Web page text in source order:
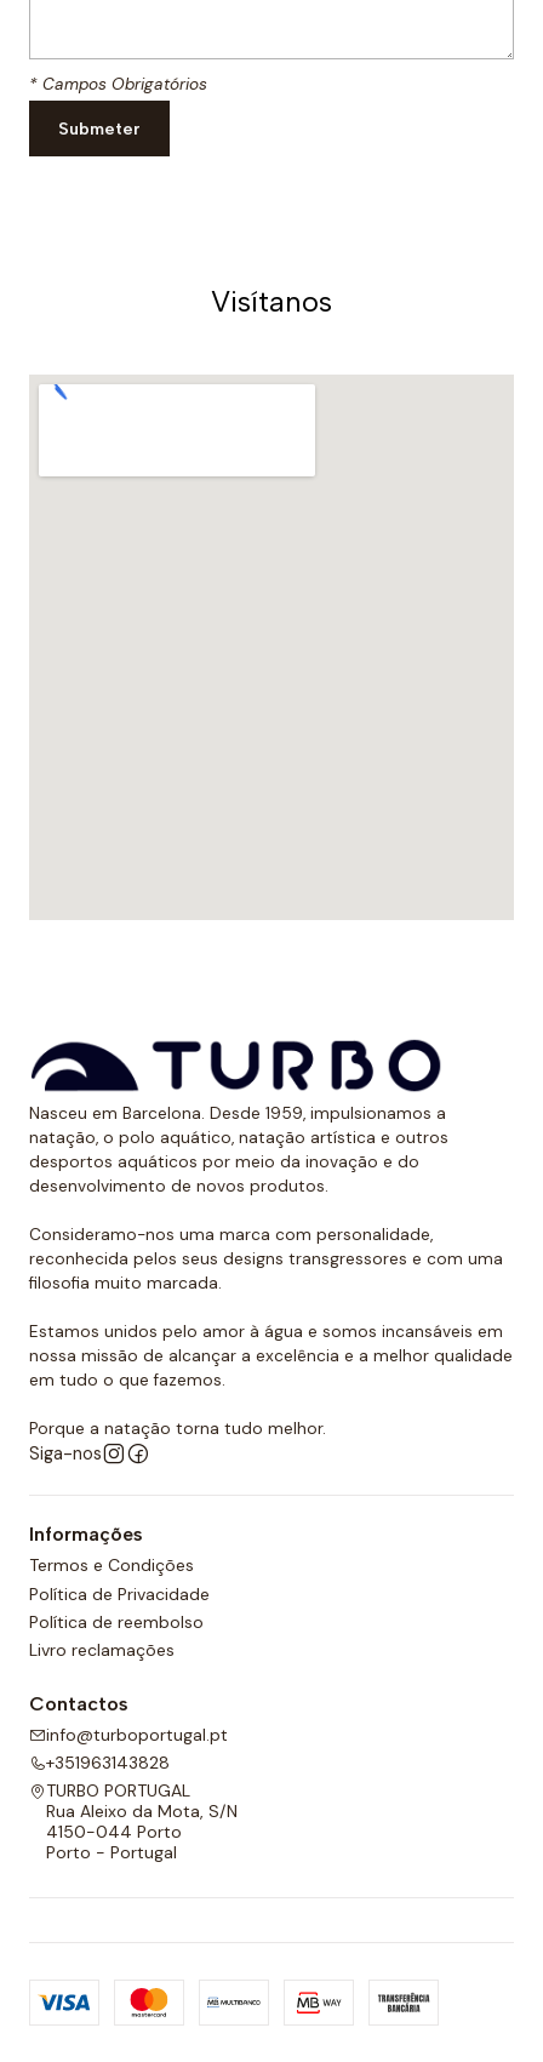
* Campos Obrigatórios
Visítanos
Nasceu em Barcelona. Desde 1959, impulsionamos a
natação, o polo aquático, natação artística e outros
desportos aquáticos por meio da inovação e do
desenvolvimento de novos produtos.
Consideramo-nos uma marca com personalidade,
reconhecida pelos seus designs transgressores e com uma
filosofia muito marcada.
Estamos unidos pelo amor à água e somos incansáveis em
nossa missão de alcançar a excelência e a melhor qualidade
em tudo o que fazemos.
Porque a natação torna tudo melhor.
Siga-nos
Informações
Termos e Condições
Política de Privacidade
Política de reembolso
Livro reclamações
Contactos
info@turboportugal.pt
+351963143828
TURBO PORTUGAL
Rua Aleixo da Mota, S/N
4150-044 Porto
Porto - Portugal